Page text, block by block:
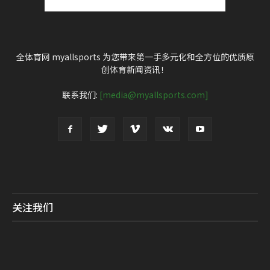
全体育网 myallsports 为您带来第一手多元化和全方位的优质原
创体育新闻资讯！
联系我们: [media@myallsports.com]
关注我们